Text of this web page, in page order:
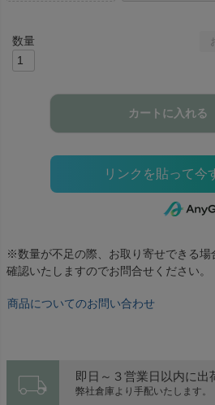
カートに入れる
※数量が不足の際、お取り寄せできる場
確認いたしますのでお問合せください。
商品についてのお問い合わせ
local_shipping 即日～３営業日以内に出
弊社倉庫より手配いたします。